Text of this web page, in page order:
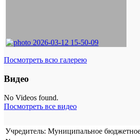
Посмотреть всю галерею
Видео
No Videos found.
Посмотреть все видео
Учредитель: Муниципальное